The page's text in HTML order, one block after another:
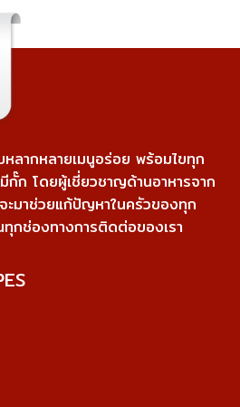
หลากหลายเมนูอร่อย พร้อมไขทุก
กั๊ก โดยผู้เชี่ยวชาญด้านอาหารจาก
ะมาช่วยแก้ปัญหาในครัวของทุก
ทุกช่องทางการติดต่อของเรา